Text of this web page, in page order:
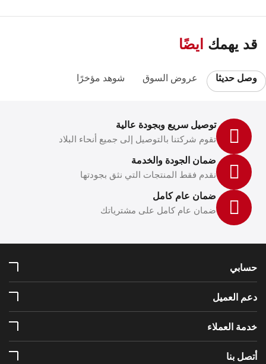
قد يهمك ايضًا
وصل حديثا عروض السوق شوهد مؤخرًا
توصيل سريع وبجودة عالية
تقوم شركتنا بالتوصيل إلى جميع أنحاء البلاد
ضمان الجودة والخدمة
نقدم فقط المنتجات التي نثق بجودتها
ضمان عام كامل
ضمان عام كامل على مشترياتك
حسابي
دعم العميل
خدمة العملاء
أتصل بنا